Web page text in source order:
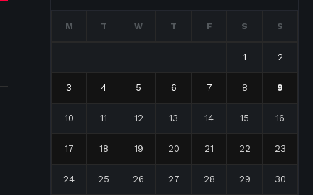
M T W T F S S
1 2
3 4 5 6 7 8 9
10 11 12 13 14 15 16
17 18 19 20 21 22 23
24 25 26 27 28 29 30